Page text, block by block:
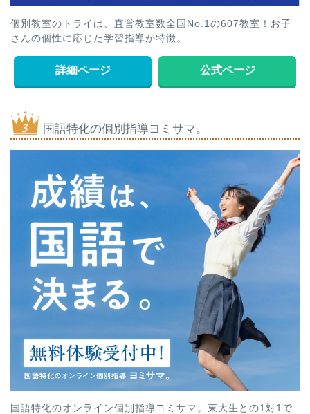
個別教室のトライは、直営教室数全国No.1の607教室！お子
さんの個性に応じた学習指導が特徴。
詳細ページ 公式ページ
国語特化の個別指導ヨミサマ。
国語特化のオンライン個別指導ヨミサマ。東大生との1対1で